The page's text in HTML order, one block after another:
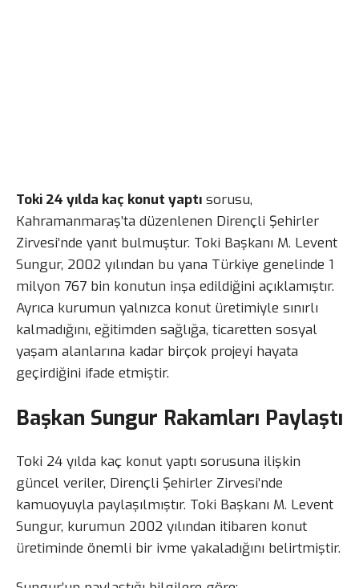
Toki 24 yılda kaç konut yaptı sorusu,
Kahramanmaraş’ta düzenlenen Dirençli Şehirler
Zirvesi’nde yanıt bulmuştur. Toki Başkanı M. Levent
Sungur, 2002 yılından bu yana Türkiye genelinde 1
milyon 767 bin konutun inşa edildiğini açıklamıştır.
Ayrıca kurumun yalnızca konut üretimiyle sınırlı
kalmadığını, eğitimden sağlığa, ticaretten sosyal
yaşam alanlarına kadar birçok projeyi hayata
geçirdiğini ifade etmiştir.
Başkan Sungur Rakamları Paylaştı
Toki 24 yılda kaç konut yaptı sorusuna ilişkin
güncel veriler, Dirençli Şehirler Zirvesi’nde
kamuoyuyla paylaşılmıştır. Toki Başkanı M. Levent
Sungur, kurumun 2002 yılından itibaren konut
üretiminde önemli bir ivme yakaladığını belirtmiştir.